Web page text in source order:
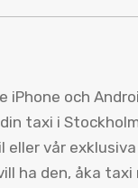
iPhone och
taxi i
vår exklusiva
ha den, åka